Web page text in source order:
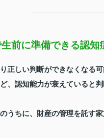
前に準備できる認知
正しい判断ができなくなる可
、認知能力が衰えていると
うちに、財産の管理を託す